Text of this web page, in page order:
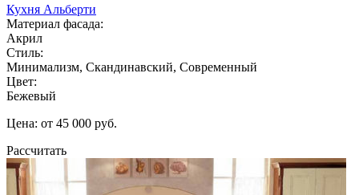
Кухня Альберти
Материал фасада:
Акрил
Стиль:
Минимализм, Скандинавский, Современный
Цвет:
Бежевый
Цена: от 45 000 руб.
Рассчитать